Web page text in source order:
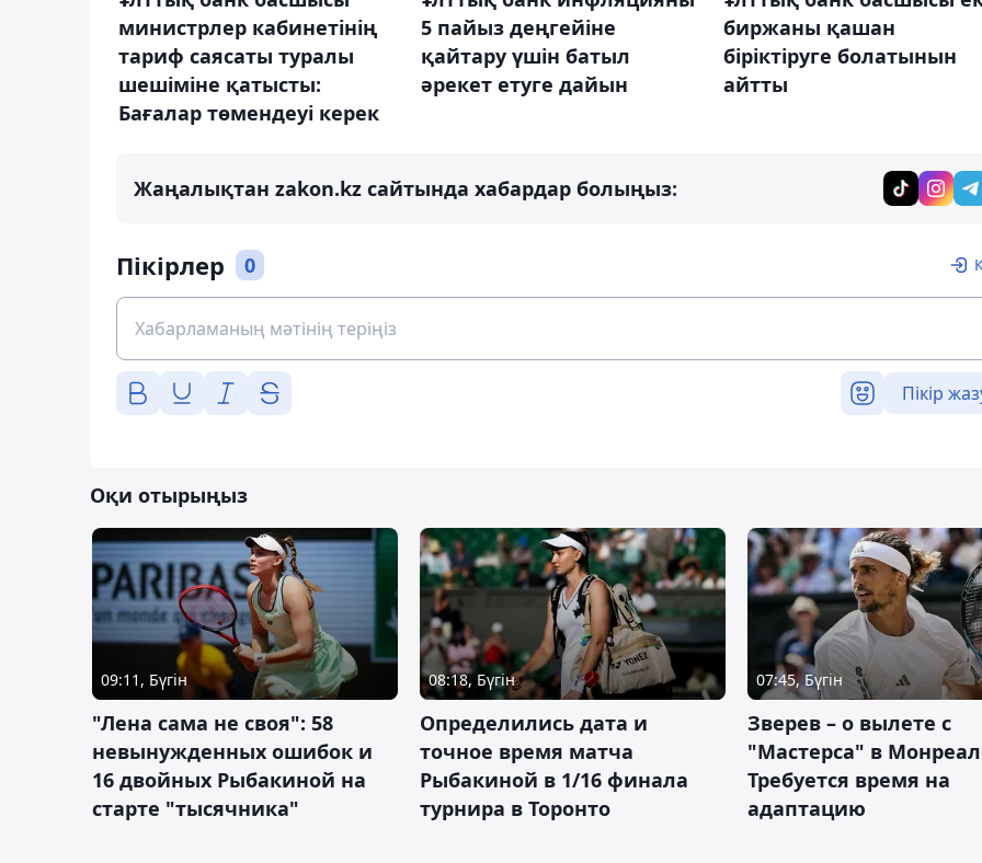
министрлер кабинетінің
тариф саясаты туралы
шешіміне қатысты:
Бағалар төмендеуі керек
5 пайыз деңгейіне
қайтару үшін батыл
әрекет етуге дайын
биржаны қашан
біріктіруге болатынын
айтты
Жаңалықтан zakon.kz сайтында хабардар болыңыз:
Пікірлер 0
Пікір
Оқи отырыңыз
09:11, Бүгін
"Лена сама не своя": 58
невынужденных ошибок и
16 двойных Рыбакиной на
старте "тысячника"
08:18, Бүгін
Определились дата и
точное время матча
Рыбакиной в 1/16 финала
турнира в Торонто
07:45, Бүгін
Зверев – о вылете с
"Мастерса" в
Требуется время на
адаптацию